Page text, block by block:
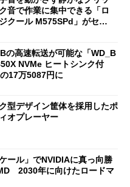
ク音で作業に集中できる「ロ
ジクール M575SPd」がセー
の高速転送が可能な「WD_B
NVMe ヒートシンク付
17万5087円に
型デザイン筐体を採用したポ
オプレーヤー
ール」でNVIDIAに真っ向勝
2030年に向けたロードマ